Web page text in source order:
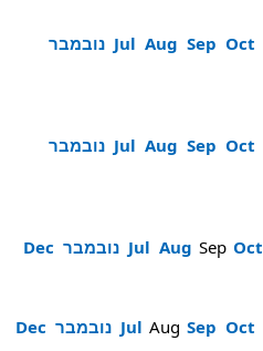
Jul Aug Sep Oct
נובמבר
Jul Aug Sep Oct
נובמבר
Jul Aug Sep Oct נובמבר Dec
Jul Aug Sep Oct נובמבר Dec